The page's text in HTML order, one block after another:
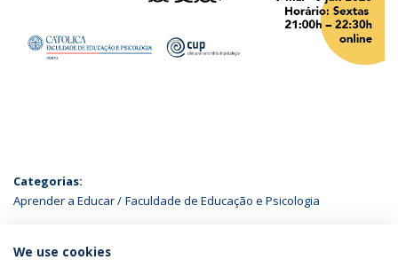
Categorias:
Aprender a Educar
Faculdade de Educação e Psicologia
ÚLTIMAS NOTÍCIAS
We use cookies